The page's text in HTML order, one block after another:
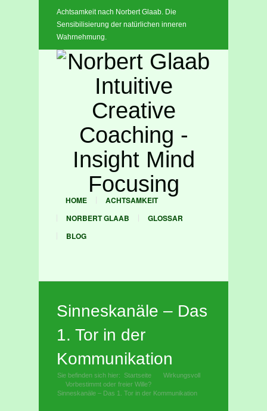
Achtsamkeit nach Norbert Glaab. Die
Sensibilisierung der natürlichen inneren
Wahrnehmung.
HOME
ACHTSAMKEIT
NORBERT GLAAB
GLOSSAR
BLOG
Sinneskanäle – Das
1. Tor in der
Kommunikation
Sie befinden sich hier: Startseite »
Wirkungsvoll
»
Vorbestimmt oder freier Wille?
Sinneskanäle – Das 1. Tor in der Kommunikation